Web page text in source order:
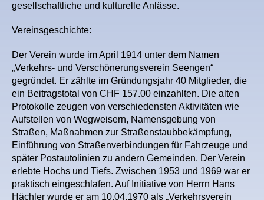
gesellschaftliche und kulturelle Anlässe.
Vereinsgeschichte:
Der Verein wurde im April 1914 unter dem Namen
„Verkehrs- und Verschönerungsverein Seengen“
gegründet. Er zählte im Gründungsjahr 40 Mitglieder, die
ein Beitragstotal von CHF 157.00 einzahlten. Die alten
Protokolle zeugen von verschiedensten Aktivitäten wie
Aufstellen von Wegweisern, Namensgebung von
Straßen, Maßnahmen zur Straßenstaubbekämpfung,
Einführung von Straßenverbindungen für Fahrzeuge und
später Postautolinien zu andern Gemeinden. Der Verein
erlebte Hochs und Tiefs. Zwischen 1953 und 1969 war er
praktisch eingeschlafen. Auf Initiative von Herrn Hans
Hächler wurde er am 10.04.1970 als „Verkehrsverein